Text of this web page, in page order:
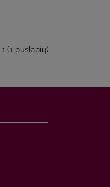
(1 puslapių)